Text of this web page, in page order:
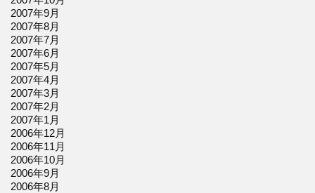
2007年9月
2007年8月
2007年7月
2007年6月
2007年5月
2007年4月
2007年3月
2007年2月
2007年1月
2006年12月
2006年11月
2006年10月
2006年9月
2006年8月